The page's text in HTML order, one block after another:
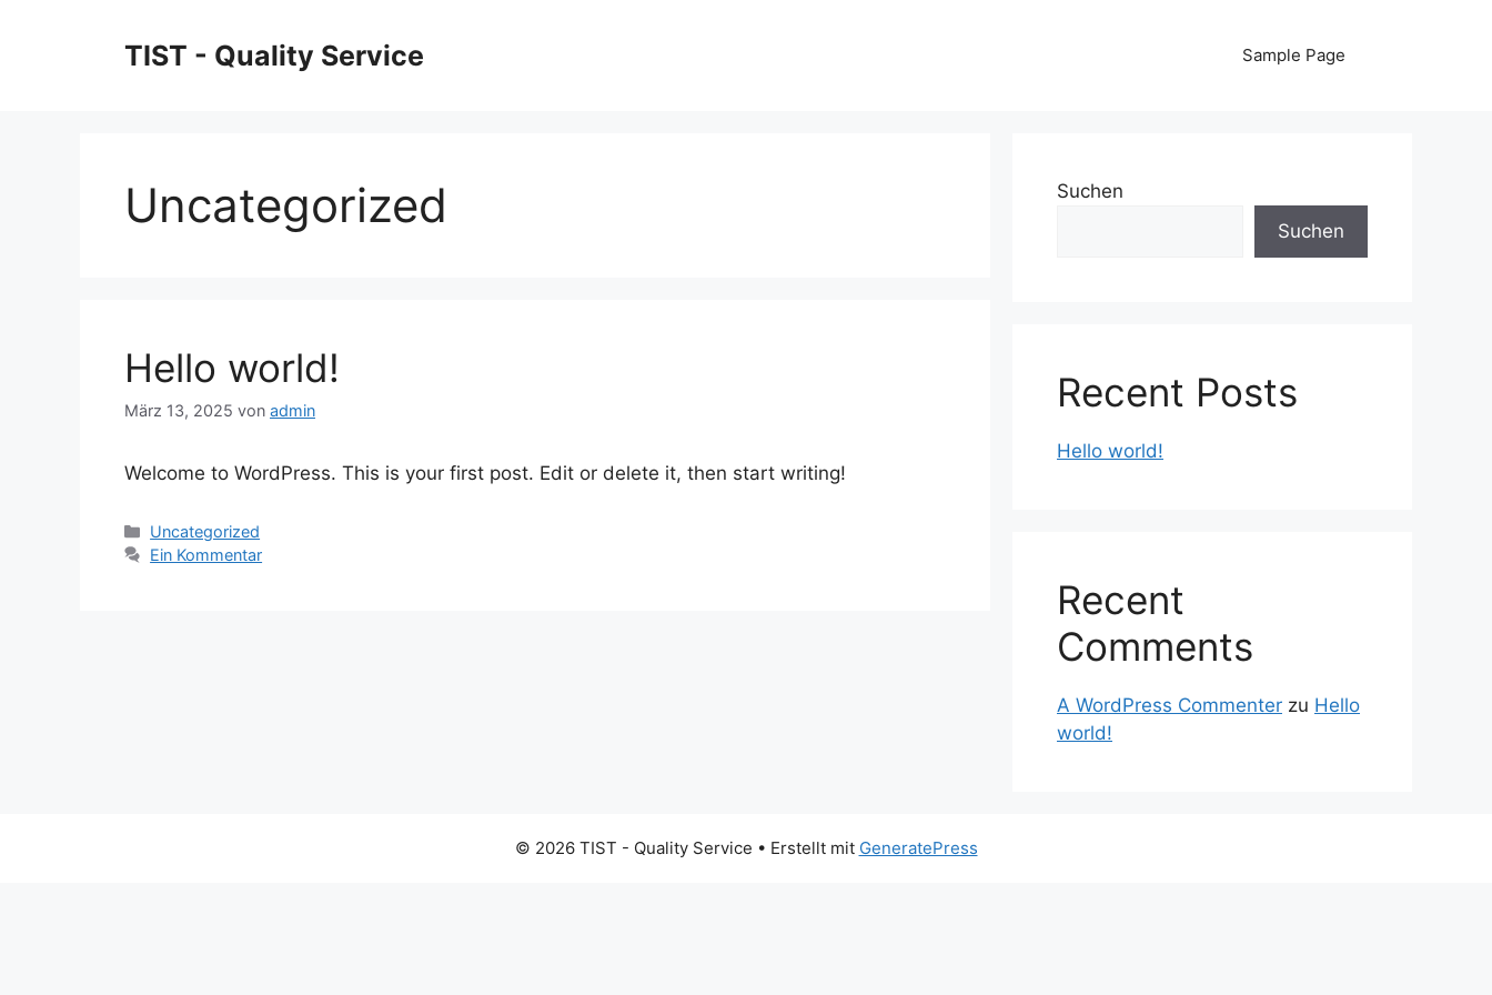
TIST - Quality Service Sample Page
Uncategorized
Hello world!
März 13, 2025 von admin
Welcome to WordPress. This is your first post. Edit or delete it, then start writing!
Kategorien
Uncategorized
Ein Kommentar
Suchen
Suchen
Recent Posts
Hello world!
Recent
Comments
A WordPress Commenter zu Hello
world!
© 2026 TIST - Quality Service • Erstellt mit GeneratePress